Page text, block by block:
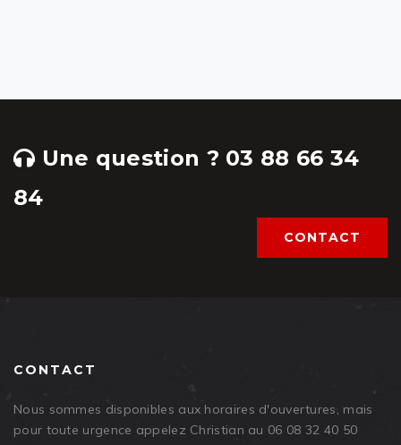
Une question ? 03 88 66 34
84
CONTACT
CONTACT
Nous sommes disponibles aux horaires d'ouvertures, mais
pour toute urgence appelez Christian au 06 08 32 40 50